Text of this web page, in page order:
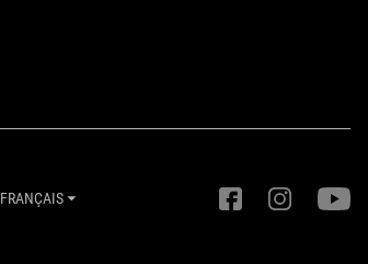
FRANÇAIS